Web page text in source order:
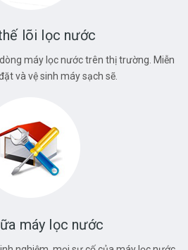
lõi lọc nước
máy lọc nước trên thị trường. Miễn
và vệ sinh máy sạch sẽ.
máy lọc nước